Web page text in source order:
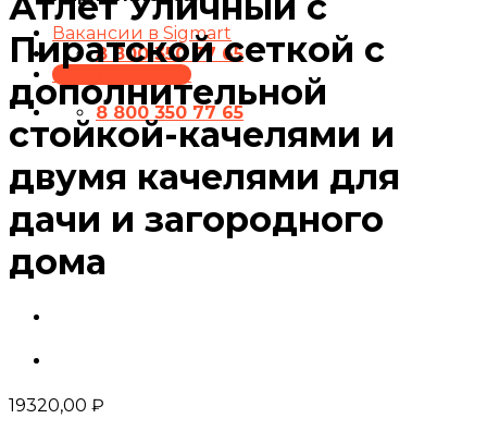
Вакансии в Sigmart
8 800 350 77 65
ПРЕЗЕНТАЦИЯ
8 800 350 77 65
Пиратской сеткой с
дополнительной
стойкой-качелями и
двумя качелями для
дачи и загородного
дома
19320,00 ₽